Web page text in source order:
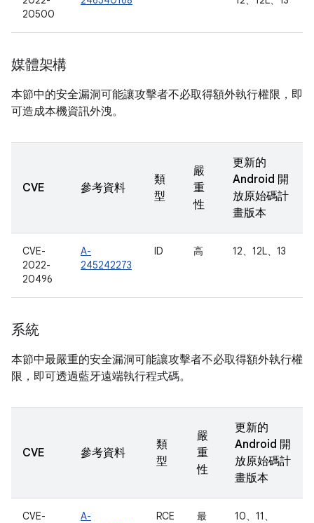
20500
媒體架構
本節中的安全漏洞可能讓攻擊者不必取得額外執行權限，即
可造成本機資訊外洩。
CVE 參考資料
類
型
嚴
重
性
更新的
Android 開
放原始碼計
畫版本
CVE-
2022-
20496
A-
245242273
ID 高 12、12L、13
系統
本節中最嚴重的安全漏洞可能讓攻擊者不必取得額外執行權
限，即可透過藍牙遠端執行程式碼。
CVE 參考資料
類
型
嚴
重
性
更新的
Android 開
放原始碼計
畫版本
CVE-
A-
RCE
最
10、11、